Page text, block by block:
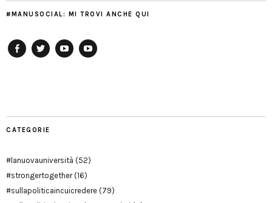
#MANUSOCIAL: MI TROVI ANCHE QUI
CATEGORIE
#lanuovauniversità (52)
#strongertogether(16)
#sullapoliticaincuicredere (79)